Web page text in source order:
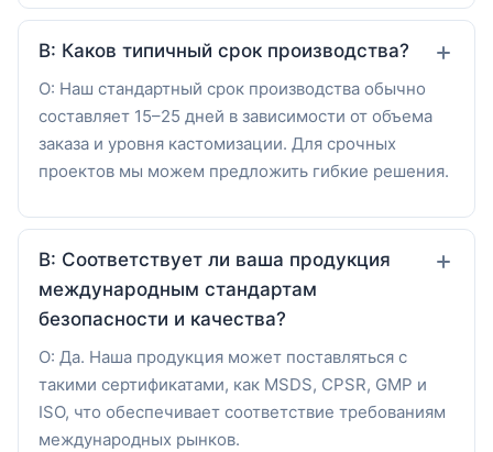
В: Каков типичный срок производства?
О: Наш стандартный срок производства обычно
составляет 15–25 дней в зависимости от объема
заказа и уровня кастомизации. Для срочных
проектов мы можем предложить гибкие решения.
В: Соответствует ли ваша продукция
международным стандартам
безопасности и качества?
О: Да. Наша продукция может поставляться с
такими сертификатами, как MSDS, CPSR, GMP и
ISO, что обеспечивает соответствие требованиям
международных рынков.